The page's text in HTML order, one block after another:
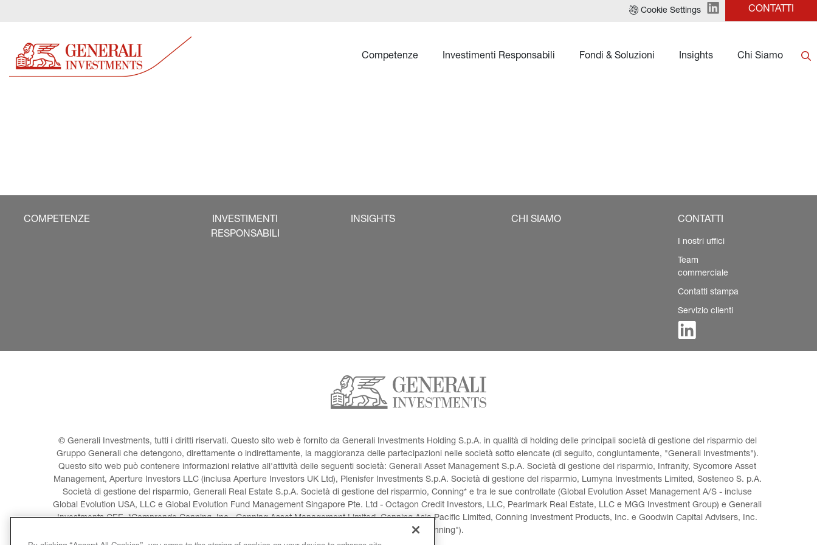
Cookie Settings CONTATTI
Competenze Investimenti Responsabili Fondi & Soluzioni Insights Chi Siamo
COMPETENZE
INVESTIMENTI
RESPONSABILI
INSIGHTS CHI SIAMO CONTATTI
I nostri uffici
Team
commerciale
Contatti stampa
Servizio clienti
© Generali Investments, tutti i diritti riservati. Questo sito web è fornito da Generali Investments Holding S.p.A. in qualità di holding delle principali società di gestione del risparmio del
Gruppo Generali che detengono, direttamente o indirettamente, la maggioranza delle partecipazioni nelle società sotto elencate (di seguito, congiuntamente, "Generali Investments").
Questo sito web può contenere informazioni relative all'attività delle seguenti società: Generali Asset Management S.p.A. Società di gestione del risparmio, Infranity, Sycomore Asset
Management, Aperture Investors LLC (inclusa Aperture Investors UK Ltd), Plenisfer Investments S.p.A. Società di gestione del risparmio, Lumyna Investments Limited, Sosteneo S. p.A.
Società di gestione del risparmio, Generali Real Estate S.p.A. Società di gestione del risparmio, Conning* e tra le sue controllate (Global Evolution Asset Management A/S - incluse
Global Evolution USA, LLC e Global Evolution Fund Management Singapore Pte. Ltd - Octagon Credit Investors, LLC, Pearlmark Real Estate, LLC e MGG Investment Group) e Generali
Investments CEE. *Comprende Conning, Inc., Conning Asset Management Limited, Conning Asia Pacific Limited, Conning Investment Products, Inc. e Goodwin Capital Advisers, Inc.
(collettivamente, "Conning").